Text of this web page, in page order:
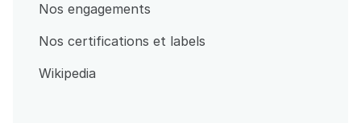
Nos engagements
Nos certifications et labels
Wikipedia